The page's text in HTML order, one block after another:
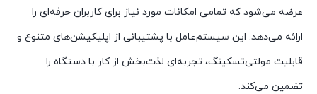
عرضه می‌شود که تمامی امکانات مورد نیاز برای کاربران حرفه‌ای را
ارائه می‌دهد. این سیستم‌عامل با پشتیبانی از اپلیکیشن‌های متنوع و
قابلیت مولتی‌تسکینگ، تجربه‌ای لذت‌بخش از کار با دستگاه را
تضمین می‌کند.